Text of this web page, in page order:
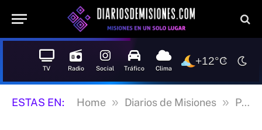
TV Radio Social Tráfico Clima
+12°C
ESTAS EN: Home » Diarios de Misiones » Posadas